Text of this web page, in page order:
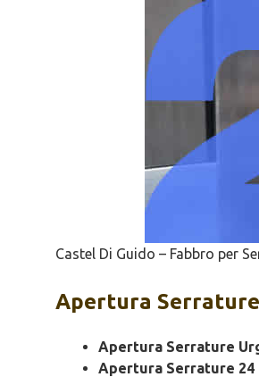
Castel Di Guido – Fabbro per
Apertura
Apertura Serrature
Apertura Serrature 24